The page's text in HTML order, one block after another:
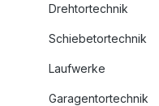
Drehtortechnik
Schiebetortechnik
Laufwerke
Garagentortechnik